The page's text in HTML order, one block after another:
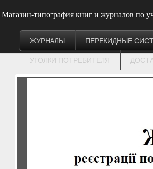
Магазин-типография книг и журналов по
ЖУРНАЛЫ ПЕРЕКИДНЫЕ
УГОЛКИ ПОТРЕБИТЕЛЯ